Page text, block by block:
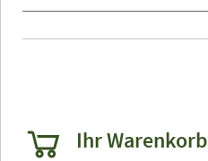
Ihr Warenkorb